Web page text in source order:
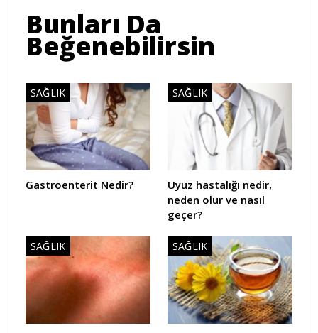
Bunları Da
Beğenebilirsin
SAĞLIK
Gastroenterit Nedir?
SAĞLIK
Uyuz hastalığı nedir,
neden olur ve nasıl
geçer?
SAĞLIK SAĞLIK